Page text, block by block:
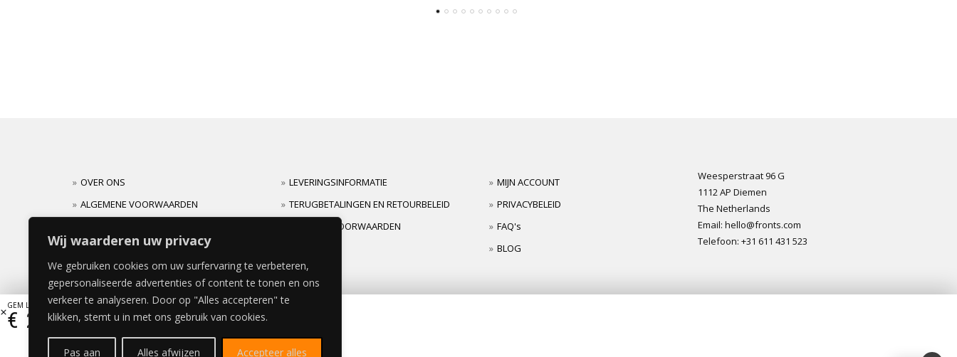
Wij waarderen uw privacy
We gebruiken cookies om uw surfervaring te verbeteren,
gepersonaliseerde advertenties of content te tonen en ons
verkeer te analyseren. Door op "Alles accepteren" te
klikken, stemt u in met ons gebruik van cookies.
Pas aan Alles afwijzen Accepteer alles
OVER ONS
ALGEMENE VOORWAARDEN
LEVERINGSINFORMATIE
TERUGBETALINGEN EN RETOURBELEID
GARANTIEVOORWAARDEN
MIJN ACCOUNT
PRIVACYBELEID
FAQ's
BLOG
Weesperstraat 96 G
1112 AP Diemen
The Netherlands
Email: hello@fronts.com
Telefoon: +31 611 431 523
GEM LUXE BEDDEKINGSPANEEL 62x200cm
€ 232,32